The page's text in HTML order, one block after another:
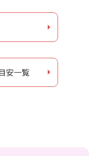
安一覧